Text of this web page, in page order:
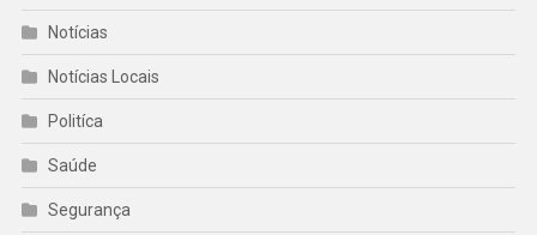
Notícias
Notícias Locais
Politíca
Saúde
Segurança